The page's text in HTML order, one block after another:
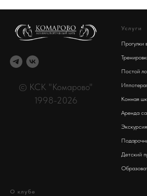
© КСК "Комарово"
1998-2026
Услуги
Прогулки
Постой
Конная
Аренда
Детский
О клубе